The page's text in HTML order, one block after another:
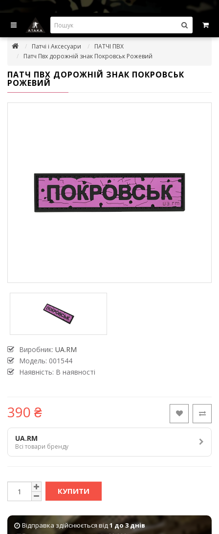
ВИГІДНІ ПРОПОЗИЦІІ — ЗНИЖКИ ДО -45%
Патчі і Аксесуари
ПАТЧІ ПВХ
Патч Пвх дорожній знак Покровськ Рожевий
ПАТЧ ПВХ ДОРОЖНІЙ ЗНАК ПОКРОВСЬК
РОЖЕВИЙ
Виробник: UA.RM
Модель: 001544
Наявність: В наявності
390 ₴
UA.RM
Всі товари бренду
КУПИТИ
Відправка здійснюється від1 до 3 днів